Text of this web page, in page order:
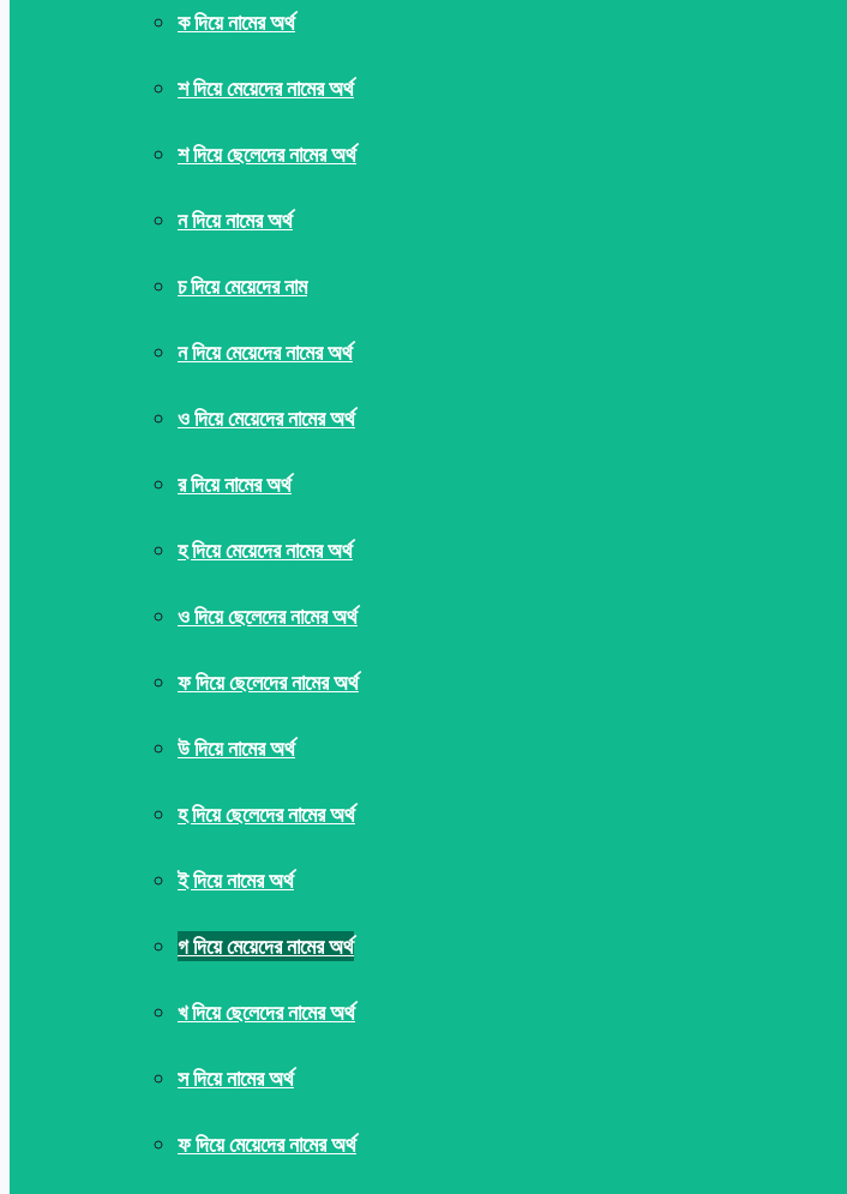
ক দিয়ে নামের অর্থ
শ দিয়ে মেয়েদের নামের অর্থ
শ দিয়ে ছেলেদের নামের অর্থ
ন দিয়ে নামের অর্থ
চ দিয়ে মেয়েদের নাম
ন দিয়ে মেয়েদের নামের অর্থ
ও দিয়ে মেয়েদের নামের অর্থ
র দিয়ে নামের অর্থ
হ দিয়ে মেয়েদের নামের অর্থ
ও দিয়ে ছেলেদের নামের অর্থ
ফ দিয়ে ছেলেদের নামের অর্থ
উ দিয়ে নামের অর্থ
হ দিয়ে ছেলেদের নামের অর্থ
ই দিয়ে নামের অর্থ
গ দিয়ে মেয়েদের নামের অর্থ
খ দিয়ে ছেলেদের নামের অর্থ
স দিয়ে নামের অর্থ
ফ দিয়ে মেয়েদের নামের অর্থ